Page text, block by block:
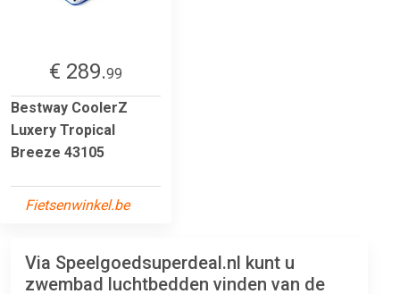
€ 289.99
Bestway CoolerZ
Luxery Tropical
Breeze 43105
Fietsenwinkel.be
Via Speelgoedsuperdeal.nl kunt u
zwembad luchtbedden vinden van de